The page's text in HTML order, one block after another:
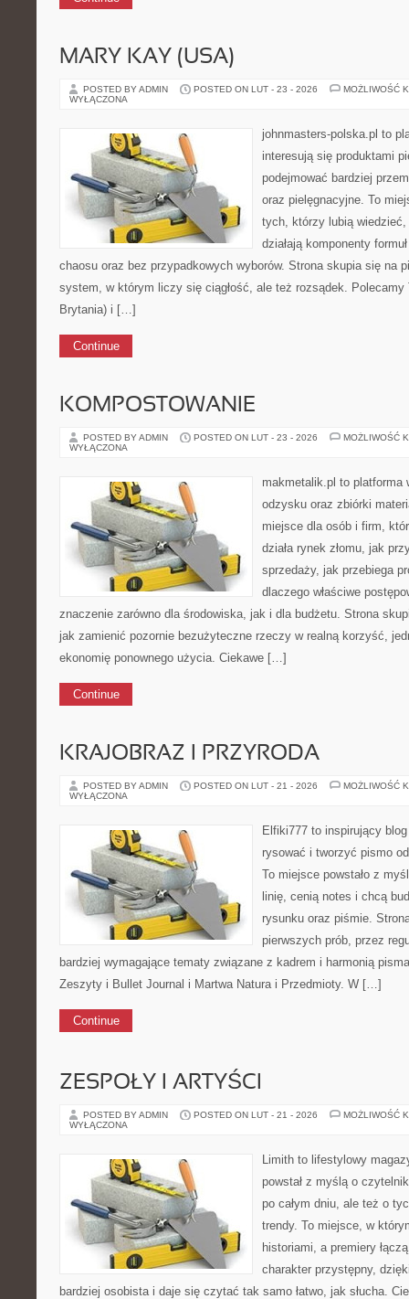
MARY KAY (USA)
POSTED BY ADMIN POSTED ON LUT - 23 - 2026
MOŻLIWOŚĆ
WYŁĄCZONA
johnmasters-polska.pl to
interesują się produktami
podejmować bardziej
oraz pielęgnacyjne. To
tych, którzy lubią wiedzieć,
działają komponenty
chaosu oraz bez przypadkowych wyborów. Strona skupia się na
system, w którym liczy się ciągłość, ale też rozsądek. Polecamy
Brytania) i […]
Continue
KOMPOSTOWANIE
POSTED BY ADMIN POSTED ON LUT - 23 - 2026
MOŻLIWOŚĆ
WYŁĄCZONA
makmetalik.pl to platforma
odzysku oraz zbiórki
miejsce dla osób i firm,
działa rynek złomu, jak
sprzedaży, jak przebiega
dlaczego właściwe
znaczenie zarówno dla środowiska, jak i dla budżetu. Strona
jak zamienić pozornie bezużyteczne rzeczy w realną korzyść,
ekonomię ponownego użycia. Ciekawe […]
Continue
KRAJOBRAZ I PRZYRODA
POSTED BY ADMIN POSTED ON LUT - 21 - 2026
MOŻLIWOŚĆ
WYŁĄCZONA
Elfiki777 to inspirujący
rysować i tworzyć pismo
To miejsce powstało z
linię, cenią notes i chcą
rysunku oraz piśmie.
pierwszych prób, przez
bardziej wymagające tematy związane z kadrem i harmonią
Zeszyty i Bullet Journal i Martwa Natura i Przedmioty. W […]
Continue
ZESPOŁY I ARTYŚCI
POSTED BY ADMIN POSTED ON LUT - 21 - 2026
MOŻLIWOŚĆ
WYŁĄCZONA
Limith to lifestylowy
powstał z myślą o
po całym dniu, ale też o
trendy. To miejsce, w
historiami, a premiery
charakter przystępny,
bardziej osobista i daje się czytać tak samo łatwo, jak słucha.